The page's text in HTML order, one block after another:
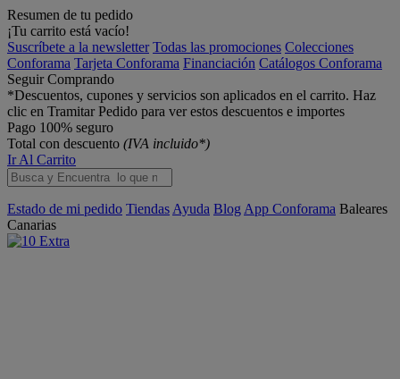
Resumen de tu pedido
¡Tu carrito está vacío!
Suscríbete a la newsletter Todas las promociones Colecciones
Conforama Tarjeta Conforama Financiación Catálogos Conforama
Seguir Comprando
*Descuentos, cupones y servicios son aplicados en el carrito. Haz
clic en Tramitar Pedido para ver estos descuentos e importes
Pago 100% seguro
Total con descuento (IVA incluido*)
Ir Al Carrito
Estado de mi pedido Tiendas Ayuda Blog App Conforama Baleares
Canarias